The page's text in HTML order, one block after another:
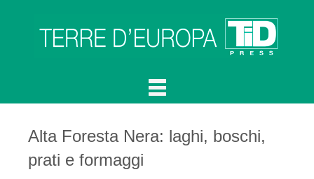
Alta Foresta Nera: laghi, boschi,
prati e formaggi